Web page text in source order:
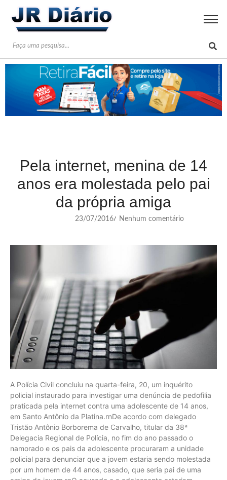
Pela internet, menina de 14
anos era molestada pelo pai
da própria amiga
23/07/2016/ Nenhum comentário
A Polícia Civil concluiu na quarta-feira, 20, um inquérito
policial instaurado para investigar uma denúncia de pedofilia
praticada pela internet contra uma adolescente de 14 anos,
em Santo Antônio da Platina.rnDe acordo com delegado
Tristão Antônio Borborema de Carvalho, titular da 38ª
Delegacia Regional de Polícia, no fim do ano passado o
namorado e os pais da adolescente procuraram a unidade
policial para denunciar que a jovem estaria sendo molestada
por um homem de 44 anos, casado, que seria pai de uma